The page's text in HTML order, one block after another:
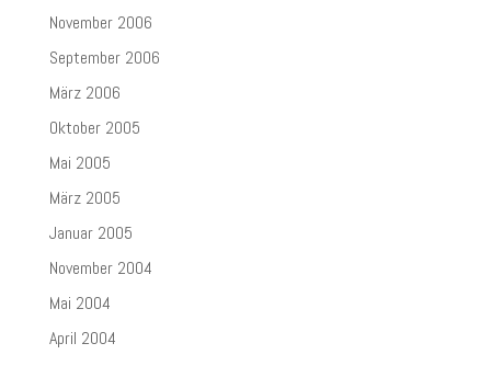
November 2006
September 2006
März 2006
Oktober 2005
Mai 2005
März 2005
Januar 2005
November 2004
Mai 2004
April 2004